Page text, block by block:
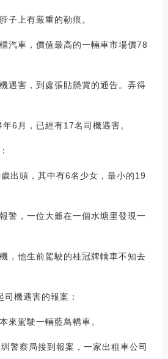
子上有嚴重的勒痕。
汽車，價值最高的一輛車市場價78
遇害，到處張貼懸賞的通告。弄得
6月，已經有17名司機遇害。
出頭，其中有6名少女，最小的19
警，一位大爺在一個水塘里發現一
，他生前駕駛的桂冠牌轎車不知去
機遇害的報案：
來駕駛一輛藍鳥轎車。
警察局接到報案，一家出租車公司